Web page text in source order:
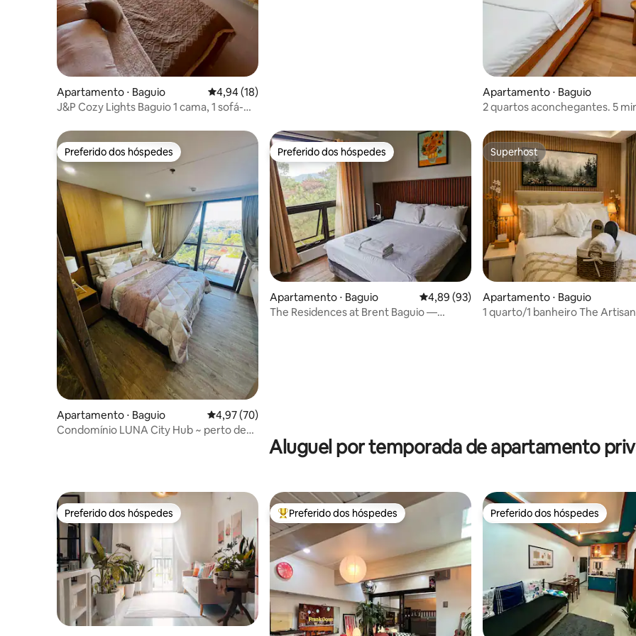
Apartamento ⋅ Baguio 4,94 de uma avaliação média de 5, 18 avaliações
4,94 (18)
J&P Cozy Lights Baguio 1 cama, 1 sofá-
Apartamento ⋅ Baguio
2 quartos aconchegantes. 5
rua
Preferido dos hóspedes
Preferido dos hóspedes
Apartamento ⋅ Baguio 4,97 de uma avaliação média de 5, 70 avaliações
4,97 (70)
Condomínio LUNA City Hub ~ perto de
Preferido dos hóspedes
Preferido dos hóspedes
Apartamento ⋅ Baguio 4,89 de uma avaliação média de 5, 93
4,89 (93)
The Residences at Brent Baguio —
Superhost
Superhost
Apartamento ⋅ Baguio
1 quarto/1 banheiro The
Aluguel por temporada de apartamento
Preferido dos hóspedes
Preferido dos hóspedes Entre os melhores preferidos dos hóspedes
Preferido dos hóspedes Preferido dos hóspedes
Preferido dos hóspedes